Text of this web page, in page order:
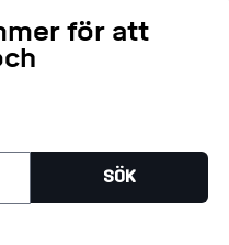
för att
SÖK
Pris 79 kr
79 KR
Endast online